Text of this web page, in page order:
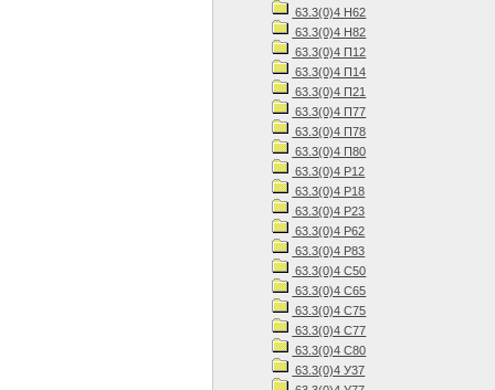
63.3(0)4 Н62
63.3(0)4 Н82
63.3(0)4 П12
63.3(0)4 П14
63.3(0)4 П21
63.3(0)4 П77
63.3(0)4 П78
63.3(0)4 П80
63.3(0)4 Р12
63.3(0)4 Р18
63.3(0)4 Р23
63.3(0)4 Р62
63.3(0)4 Р83
63.3(0)4 С50
63.3(0)4 С65
63.3(0)4 С75
63.3(0)4 С77
63.3(0)4 С80
63.3(0)4 У37